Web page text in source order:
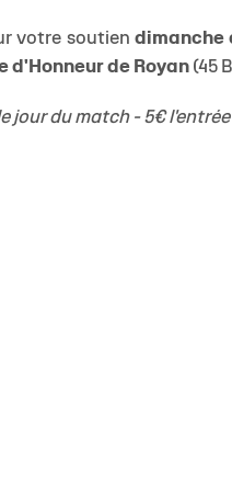
votre soutien dimanche
d'Honneur de Royan (45
jour du match - 5€ l'entrée